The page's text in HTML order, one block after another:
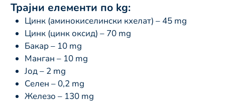
Трајни елементи по kg:
Цинк (аминокиселински кхелат) – 45 mg
Цинк (цинк оксид) – 70 mg
Бакар – 10 mg
Манган – 10 mg
Јод – 2 mg
Селен – 0,2 mg
Железо – 130 mg